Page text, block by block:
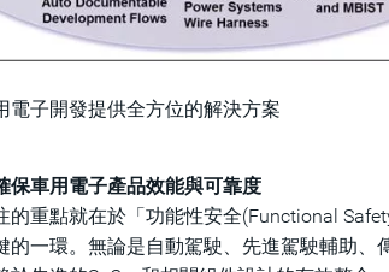
電子開發提供全方位的解決方案
保車用電子產品效能與可靠度
的重點就在於「功能性安全(Functional
的一環。無論是自動駕駛、先進駕駛輔助